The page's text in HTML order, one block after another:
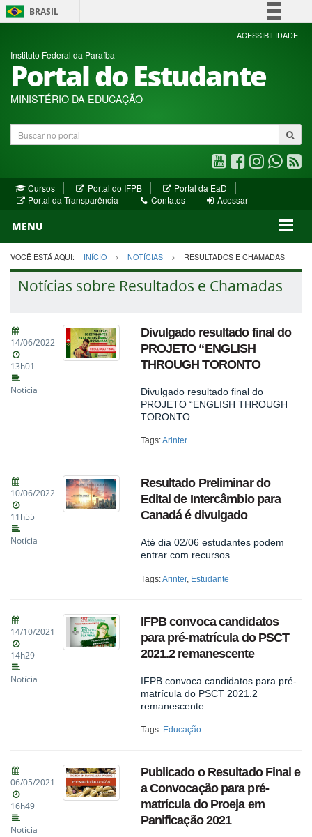
BRASIL
Simplifique!
Participe
ACESSIBILIDADE
Instituto Federal da Paraíba
Portal do Estudante
MINISTÉRIO DA EDUCAÇÃO
Buscar
no
Youtube
(abre
em
Facebook
(abre
Instagram
(abre
janela)
(abre
janela)
Cursos Portal do IFPB(abre
em
Portal da EaD
em
Portal da Transparência Contatos Acessar
MENU
VOCÊ ESTÁ AQUI: INÍCIO NOTÍCIAS RESULTADOS E CHAMADAS
Notícias sobre Resultados e Chamadas
14/06/2022
13h01
Notícia
Divulgado resultado final do
PROJETO “ENGLISH
THROUGH TORONTO
Divulgado resultado final do
PROJETO “ENGLISH THROUGH
TORONTO
Tags:Arinter
10/06/2022
11h55
Notícia
Resultado Preliminar do
Edital de Intercâmbio para
Canadá é divulgado
Até dia 02/06 estudantes podem
entrar com recursos
Tags:Arinter, Estudante
14/10/2021
14h29
Notícia
IFPB convoca candidatos
para pré-matrícula do PSCT
2021.2 remanescente
IFPB convoca candidatos para pré-
matrícula do PSCT 2021.2
remanescente
Tags: Educação
06/05/2021
16h49
Notícia
Publicado o Resultado Final e
a Convocação para pré-
matrícula do Proeja em
Panificação 2021